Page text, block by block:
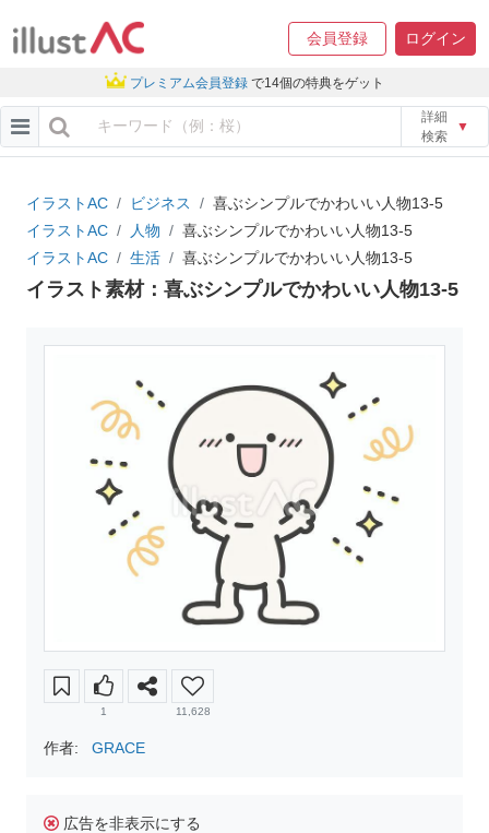
会員登録 ログイン
プレミアム会員登録 で14個の特典をゲット
詳細
検索
▼
イラストAC ビジネス
喜ぶシンプルでかわいい人物13-5
イラストAC
人物
喜ぶシンプルでかわいい人物13-5
イラストAC
生活 喜ぶシンプルでかわいい人物13-5
イラスト素材：喜ぶシンプルでかわいい人物13-5
1 11,628
作者: GRACE
広告を非表示にする